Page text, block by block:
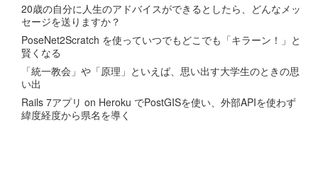
20歳の自分に人生のアドバイスができるとしたら、どんなメッ
セージを送りますか？
PoseNet2Scratch を使っていつでもどこでも「キラーン！」と
賢くなる
「統一教会」や「原理」といえば、思い出す大学生のときの思
い出
Rails 7アプリ on Heroku でPostGISを使い、外部APIを使わず
緯度経度から県名を導く